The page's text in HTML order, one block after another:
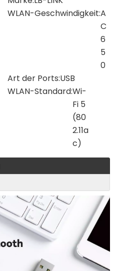
WLAN-Geschwindigkeit:A
C
6
5
0
Art der Ports:USB
WLAN-Standard:Wi-
Fi 5
(80
2.11a
c)